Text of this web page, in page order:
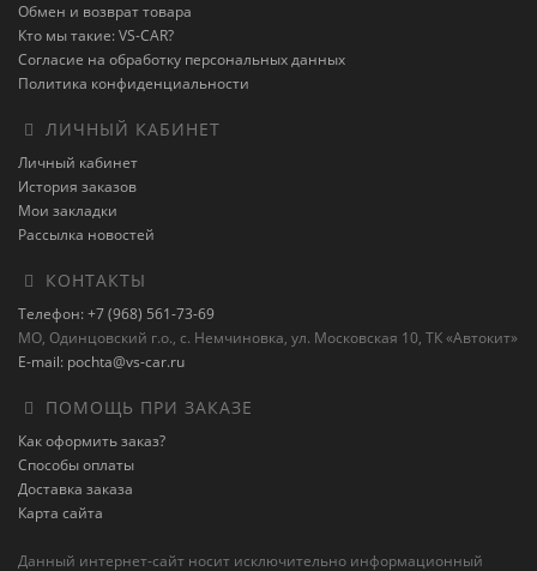
Обмен и возврат товара
Кто мы такие: VS-CAR?
Согласие на обработку персональных данных
Политика конфиденциальности
ЛИЧНЫЙ КАБИНЕТ
Личный кабинет
История заказов
Мои закладки
Рассылка новостей
КОНТАКТЫ
Телефон: +7 (968) 561-73-69
МО, Одинцовский г.о., с. Немчиновка, ул. Московская 10, ТК «Автокит»
E-mail: pochta@vs-car.ru
ПОМОЩЬ ПРИ ЗАКАЗЕ
Как оформить заказ?
Способы оплаты
Доставка заказа
Карта сайта
Данный интернет-сайт носит исключительно информационный